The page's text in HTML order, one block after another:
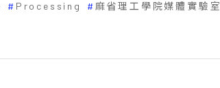
Processing 麻省理工學院媒體實驗室